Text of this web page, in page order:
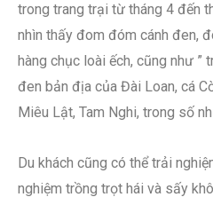
trong trang trại từ tháng 4 đến
nhìn thấy đom đóm cánh đen,
hàng chục loài ếch, cũng như ”
đen bản địa của Đài Loan, cá
Miêu Lật, Tam Nghi, trong số
Du khách cũng có thể trải
nghiệm trồng trọt hái và sấy